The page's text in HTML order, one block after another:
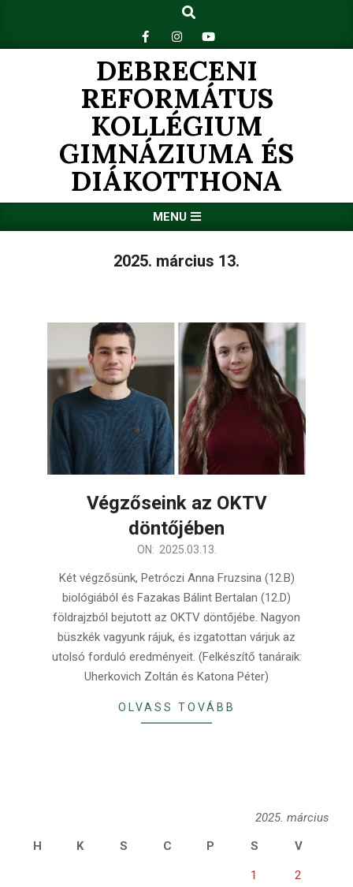
content
Search
DEBRECENI
REFORMÁTUS
KOLLÉGIUM
GIMNÁZIUMA ÉS
DIÁKOTTHONA
Navigation
MENU
2025. március 13.
Végzőseink az OKTV
döntőjében
ON: 2025.03.13.
Két végzősünk, Petróczi Anna Fruzsina (12.B)
biológiából és Fazakas Bálint Bertalan (12.D)
földrajzból bejutott az OKTV döntőjébe. Nagyon
büszkék vagyunk rájuk, és izgatottan várjuk az
utolsó forduló eredményeit. (Felkészítő tanáraik:
Uherkovich Zoltán és Katona Péter)
OLVASS TOVÁBB
2025. március
H
K S C P S V
1 2